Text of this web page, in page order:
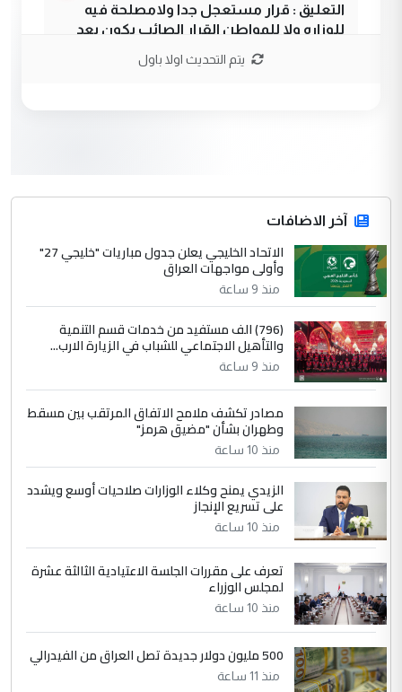
التعليق : قرار مستعجل جدا ولامصلحة فيه
للوزاره ولا للمواطن القرار الصائب يكون بعد
جنسية الرافد الثالث للعراق ومن اصول عريقة
ابا فرات ...
الموضوع :
الجواهري يرد على صدام حسين سل
مضجعيك يابن الزنا (نص كامل)
سردار
التعليق : واحد من عصابة علي ماما يسقط
جنسية الرافد الثالث للعراق ومن اصول عريقة
ابا فرات ...
الجواهري يرد على صدام حسين سل
مضجعيك يابن الزنا (نص كامل)
5
التعليق : تحياتي لك استاذ حامدتركان. كلام
دقيق ومسؤول؛ فالاستثمار الحقيقي للإنسان
الموضوع :
بين الإهمال واغتصاب الأرض.. بلاد
الرافدين تعاني الجفاف والتصحر!!
يتم التحديث اولا باول
آخر الاضافات
الاتحاد الخليجي يعلن جدول مباريات "خليجي 27"
وأولى مواجهات العراق
منذ 9 ساعة
(796) الف مستفيد من خدمات قسم التنمية
والتأهيل الاجتماعي للشباب في الزيارة الارب...
منذ 9 ساعة
مصادر تكشف ملامح الاتفاق المرتقب بين مسقط
وطهران بشأن "مضيق هرمز"
منذ 10 ساعة
الزيدي يمنح وكلاء الوزارات صلاحيات أوسع ويشدد
على تسريع الإنجاز
منذ 10 ساعة
تعرف على مقررات الجلسة الاعتيادية الثالثة عشرة
لمجلس الوزراء
منذ 10 ساعة
500 مليون دولار جديدة تصل العراق من الفيدرالي
منذ 11 ساعة